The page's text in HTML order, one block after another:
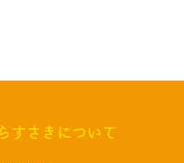
すさきについて